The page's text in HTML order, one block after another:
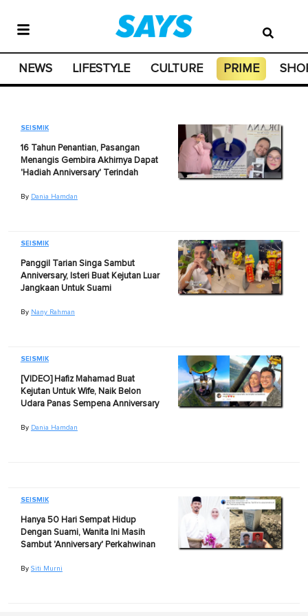
NEWS LIFESTYLE CULTURE PRIME
SEISMIK
16 Tahun Penantian, Pasangan
Menangis Gembira Akhirnya Dapat
'Hadiah Anniversary' Terindah
By Dania Hamdan
SEISMIK
Panggil Tarian Singa Sambut
Anniversary, Isteri Buat Kejutan Luar
Jangkaan Untuk Suami
By Nany Rahman
SEISMIK
[VIDEO] Hafiz Mahamad Buat
Kejutan Untuk Wife, Naik Belon
Udara Panas Sempena Anniversary
By Dania Hamdan
SEISMIK
Hanya 50 Hari Sempat Hidup
Dengan Suami, Wanita Ini Masih
Sambut 'Anniversary' Perkahwinan
By Siti Murni